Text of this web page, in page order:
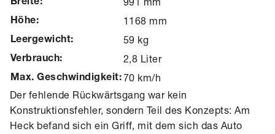
Breite:
Höhe: 1168 mm
Leergewicht: 59 kg
Verbrauch: 2,8 Liter
Max. Geschwindigkeit:70 km/h
Der fehlende Rückwärtsgang war kein
Konstruktionsfehler, sondern Teil des Konzepts: Am
Heck befand sich ein Griff, mit dem sich das Auto